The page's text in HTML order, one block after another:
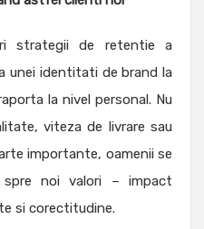
strategii de retentie a
unei identitati de brand la
la nivel personal. Nu
viteza de livrare sau
importante, oamenii se
noi valori – impact
si corectitudine.